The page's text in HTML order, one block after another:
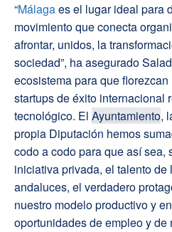
“Málagaes el lugar ideal para
movimiento que conecta
afrontar, unidos, la
sociedad”, ha asegurado
ecosistema para que
startups de éxito internacional
tecnológico. El Ayuntamiento,
propia Diputación hemos
codo a codo para que así sea,
iniciativa privada, el talento
andaluces, el verdadero
nuestro modelo productivo y
oportunidades de empleo y de